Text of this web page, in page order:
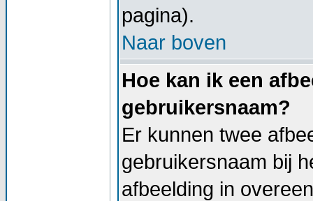
pagina).
Naar boven
Hoe kan ik een
gebruikersnaam?
Er kunnen twee
gebruikersnaam bij
afbeelding in